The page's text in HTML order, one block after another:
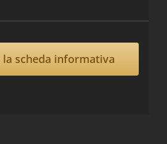
la scheda informativa